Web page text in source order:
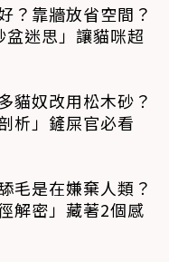
？靠牆放省空間？
盆迷思」讓貓咪超
貓奴改用松木砂？
析」鏟屎官必看
毛是在嫌棄人類？
解密」藏著2個感